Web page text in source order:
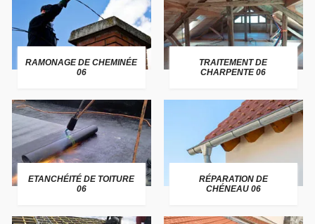
RAMONAGE DE CHEMINÉE
06
TRAITEMENT DE
CHARPENTE 06
ETANCHÉITÉ DE TOITURE
06
RÉPARATION DE
CHÉNEAU 06